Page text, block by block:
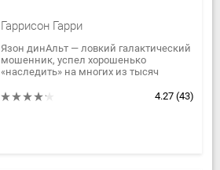
Гаррисон Гарри
Язон динАльт — ловкий галактический
мошенник, успел хорошенько
«наследить» на многих из тысяч
обитаемых планет. Нет, разумеется, он
4.27 (43)